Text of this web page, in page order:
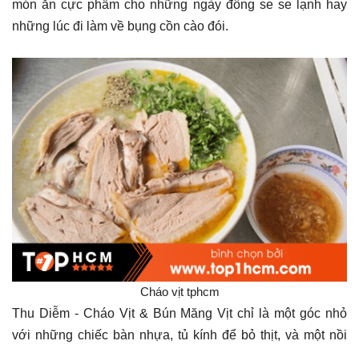
món ăn cực phẩm cho những ngày đông se se lạnh hay
những lúc đi làm về bụng cồn cào đói.
Cháo vịt tphcm
Thu Diễm - Cháo Vịt & Bún Măng Vịt chỉ là một góc nhỏ
với những chiếc bàn nhựa, tủ kính để bỏ thịt, và một nồi